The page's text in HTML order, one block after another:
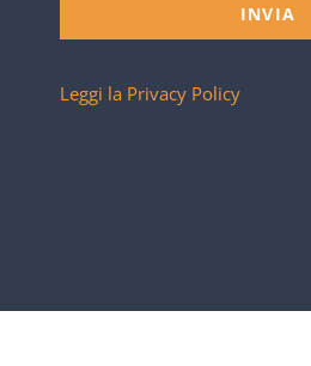
INVIA
Leggi la Privacy Policy